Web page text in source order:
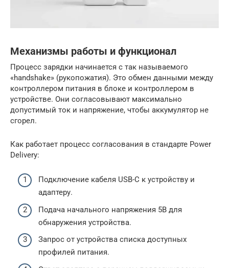
Механизмы работы и функционал
Процесс зарядки начинается с так называемого
«handshake» (рукопожатия). Это обмен данными между
контроллером питания в блоке и контроллером в
устройстве. Они согласовывают максимально
допустимый ток и напряжение, чтобы аккумулятор не
сгорел.
Как работает процесс согласования в стандарте Power
Delivery:
Подключение кабеля USB-C к устройству и
адаптеру.
Подача начального напряжения 5В для
обнаружения устройства.
Запрос от устройства списка доступных
профилей питания.